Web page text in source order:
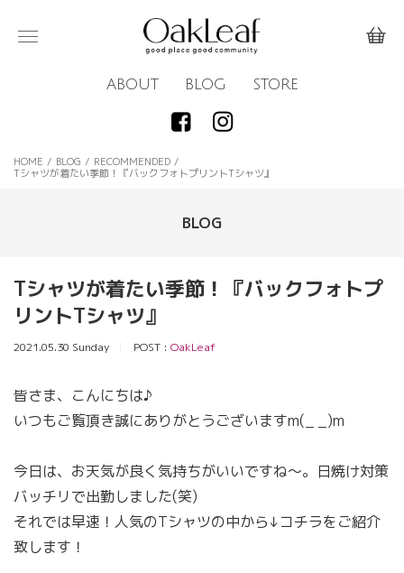
ABOUT BLOG STORE
HOME / BLOG / RECOMMENDED /
Tシャツが着たい季節！『バックフォトプリントTシャツ』
BLOG
Tシャツが着たい季節！『バックフォトプ
リントTシャツ』
2021.05.30 Sunday POST : OakLeaf
皆さま、こんにちは♪
いつもご覧頂き誠にありがとうございますm(_ _)m
今日は、お天気が良く気持ちがいいですね〜。日焼け対策
バッチリで出勤しました(笑)
それでは早速！人気のTシャツの中から↓コチラをご紹介
致します！